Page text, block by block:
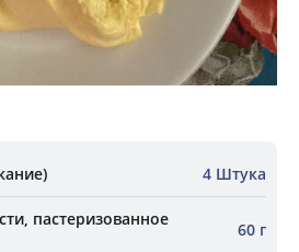
4 Штука
пастеризованное
60 г